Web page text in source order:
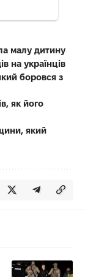
малу дитину
на українців
боровся з
як його
який